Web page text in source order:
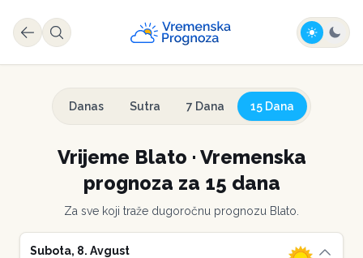
Danas Sutra 7 Dana 15 Dana
Vrijeme Blato · Vremenska
prognoza za 15 dana
Za sve koji traže dugoročnu prognozu Blato
Subota, 8. Avgust